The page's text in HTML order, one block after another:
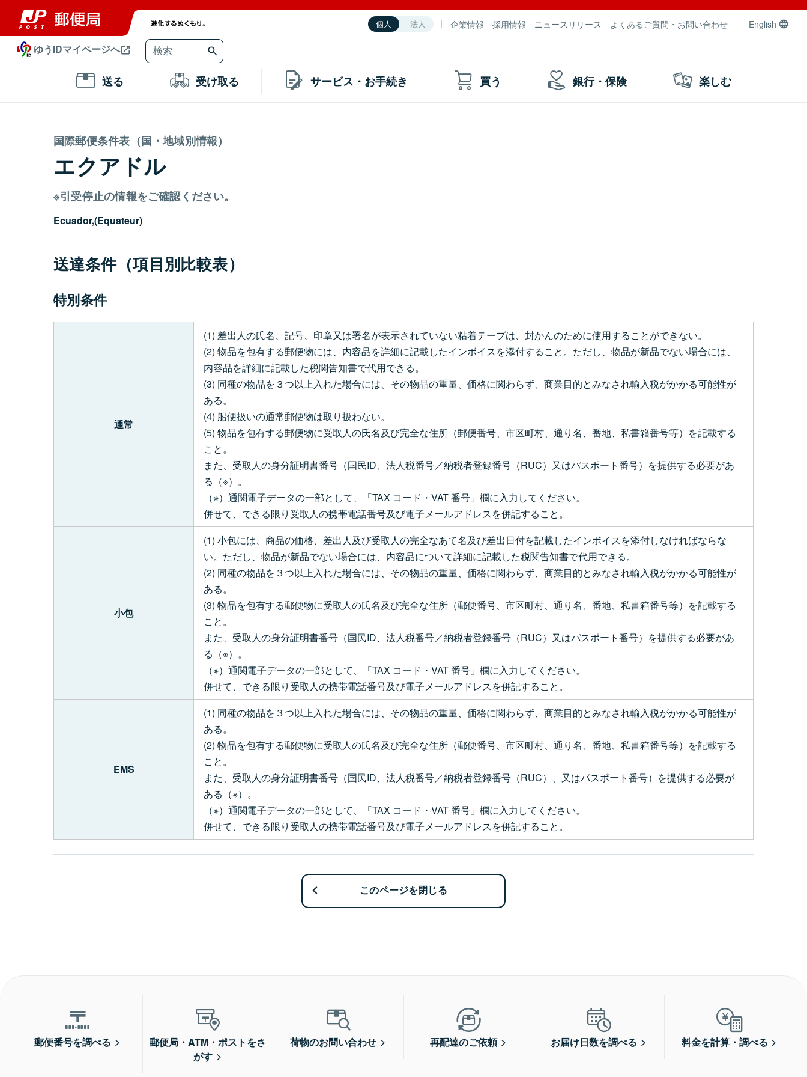
個人 法人 企業情報 採用情報 ニュースリリース よくあるご質問・お問い合わせ English
ゆうIDマイページへ
送る 受け取る サービス・お手続き 買う 銀行・保険 楽しむ
国際郵便条件表（国・地域別情報）
エクアドル
※引受停止の情報をご確認ください。
Ecuador,(Equateur)
送達条件（項目別比較表）
特別条件
通常
(1) 差出人の氏名、記号、印章又は署名が表示されていない粘着テープは、封かんのために使用することができない。
(2) 物品を包有する郵便物には、内容品を詳細に記載したインボイスを添付すること。ただし、物品が新品でない場合には、
内容品を詳細に記載した税関告知書で代用できる。
(3) 同種の物品を３つ以上入れた場合には、その物品の重量、価格に関わらず、商業目的とみなされ輸入税がかかる可能性が
ある。
(4) 船便扱いの通常郵便物は取り扱わない。
(5) 物品を包有する郵便物に受取人の氏名及び完全な住所（郵便番号、市区町村、通り名、番地、私書箱番号等）を記載する
こと。
また、受取人の身分証明書番号（国民ID、法人税番号／納税者登録番号（RUC）又はパスポート番号）を提供する必要があ
る（※）。
（※）通関電子データの一部として、「TAX コード・VAT 番号」欄に入力してください。
併せて、できる限り受取人の携帯電話番号及び電子メールアドレスを併記すること。
小包
(1) 小包には、商品の価格、差出人及び受取人の完全なあて名及び差出日付を記載したインボイスを添付しなければならな
い。ただし、物品が新品でない場合には、内容品について詳細に記載した税関告知書で代用できる。
(2) 同種の物品を３つ以上入れた場合には、その物品の重量、価格に関わらず、商業目的とみなされ輸入税がかかる可能性が
ある。
(3) 物品を包有する郵便物に受取人の氏名及び完全な住所（郵便番号、市区町村、通り名、番地、私書箱番号等）を記載する
こと。
また、受取人の身分証明書番号（国民ID、法人税番号／納税者登録番号（RUC）又はパスポート番号）を提供する必要があ
る（※）。
（※）通関電子データの一部として、「TAX コード・VAT 番号」欄に入力してください。
併せて、できる限り受取人の携帯電話番号及び電子メールアドレスを併記すること。
EMS
(1) 同種の物品を３つ以上入れた場合には、その物品の重量、価格に関わらず、商業目的とみなされ輸入税がかかる可能性が
ある。
(2) 物品を包有する郵便物に受取人の氏名及び完全な住所（郵便番号、市区町村、通り名、番地、私書箱番号等）を記載する
こと。
また、受取人の身分証明書番号（国民ID、法人税番号／納税者登録番号（RUC）、又はパスポート番号）を提供する必要が
ある（※）。
（※）通関電子データの一部として、「TAX コード・VAT 番号」欄に入力してください。
併せて、できる限り受取人の携帯電話番号及び電子メールアドレスを併記すること。
このページを閉じる
郵便番号を調べる
郵便局・ATM・ポストをさ
がす
荷物のお問い合わせ 再配達のご依頼 お届け日数を調べる 料金を計算・調べる